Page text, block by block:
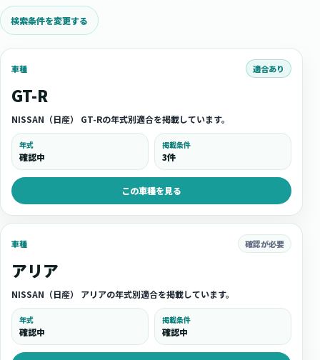
検索条件を変更する
車種 適合あり
GT-R
NISSAN（日産） GT-Rの年式別適合を掲載しています。
年式
確認中
掲載条件
3件
この車種を見る
車種 確認が必要
アリア
NISSAN（日産） アリアの年式別適合を掲載しています。
年式
確認中
掲載条件
確認中